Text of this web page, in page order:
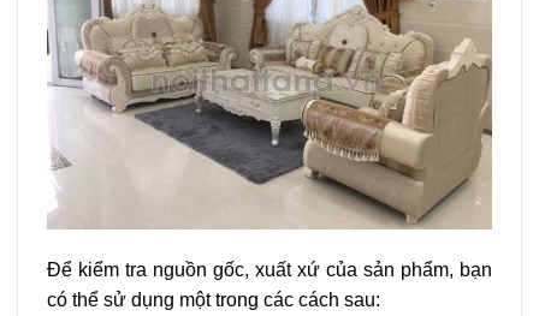
Để kiểm tra nguồn gốc, xuất xứ của sản phẩm, bạn
có thể sử dụng một trong các cách sau: